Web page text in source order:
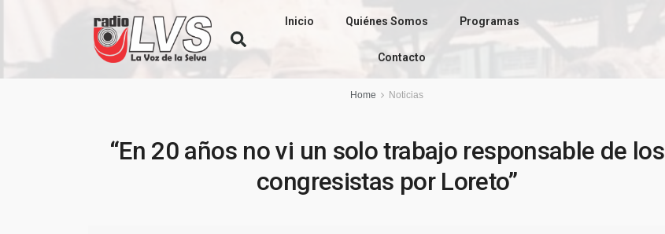
Inicio Quiénes Somos Programas
Contacto
Home Noticias
“En 20 años no vi un solo trabajo responsable de los
congresistas por Loreto”